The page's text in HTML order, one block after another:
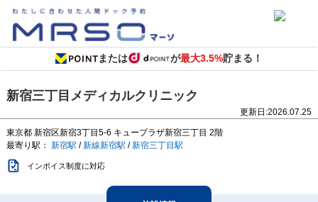
または が最大3.5%貯まる！
新宿三丁目メディカルクリニック
更新日:2026.07.25
東京都 新宿区新宿3丁目5-6 キュープラザ新宿三丁目 2階
最寄り駅： 新宿駅 /新線新宿駅 /新宿三丁目駅
インボイス制度に対応